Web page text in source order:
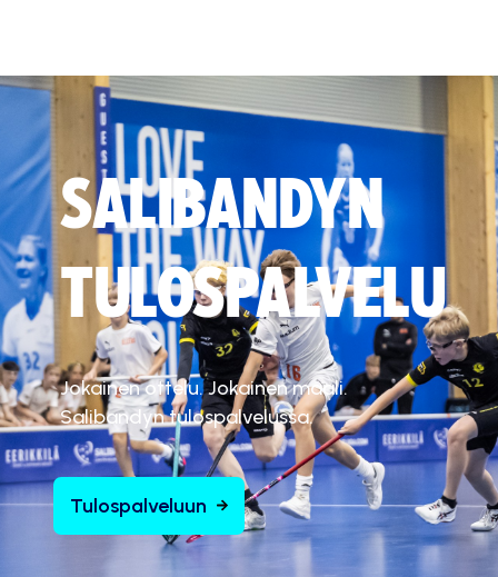
SALIBANDYN
TULOSPALVELU
Jokainen ottelu. Jokainen maali.
Salibandyn tulospalvelussa.
Tulospalveluun